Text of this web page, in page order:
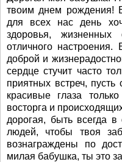
твоим днем рождения!
для всех нас день
здоровья, жизненных
отличного настроения.
доброй и
сердце стучит часто
приятных встреч,
красивые глаза
восторга и
дорогая, быть всегда
людей, чтобы твоя
вознаграждены по
милая бабушка, ты это